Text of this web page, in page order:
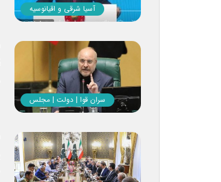
آسیا شرقی و اقیانوسیه
سران قوا | دولت | مجلس